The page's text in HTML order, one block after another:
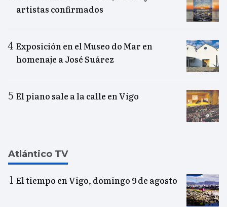
artistas confirmados
Exposición en el Museo do Mar en
homenaje a José Suárez
El piano sale a la calle en Vigo
Atlántico TV
El tiempo en Vigo, domingo 9 de agosto